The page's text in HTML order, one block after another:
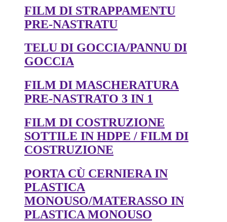
FILM DI STRAPPAMENTU
PRE-NASTRATU
TELU DI GOCCIA/PANNU DI
GOCCIA
FILM DI MASCHERATURA
PRE-NASTRATO 3 IN 1
FILM DI COSTRUZIONE
SOTTILE IN HDPE / FILM DI
COSTRUZIONE
PORTA CÙ CERNIERA IN
PLASTICA
MONOUSO/MATERASSO IN
PLASTICA MONOUSO